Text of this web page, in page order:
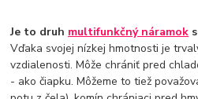
Je to druh multifunkčný náramok
Vďaka svojej nízkej hmotnosti je
vzdialenosti. Môže chrániť pred
- ako čiapku. Môžeme to tiež